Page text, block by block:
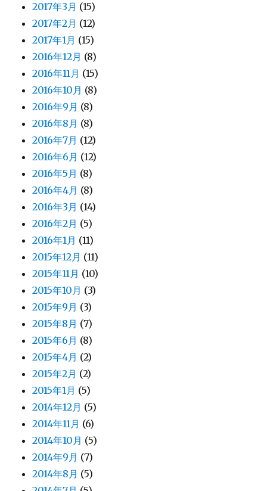
2017年3月 (15)
2017年2月 (12)
2017年1月 (15)
2016年12月 (8)
2016年11月 (15)
2016年10月 (8)
2016年9月 (8)
2016年8月 (8)
2016年7月 (12)
2016年6月 (12)
2016年5月 (8)
2016年4月 (8)
2016年3月 (14)
2016年2月 (5)
2016年1月 (11)
2015年12月 (11)
2015年11月 (10)
2015年10月 (3)
2015年9月 (3)
2015年8月 (7)
2015年6月 (8)
2015年4月 (2)
2015年2月 (2)
2015年1月 (5)
2014年12月 (5)
2014年11月 (6)
2014年10月 (5)
2014年9月 (7)
2014年8月 (5)